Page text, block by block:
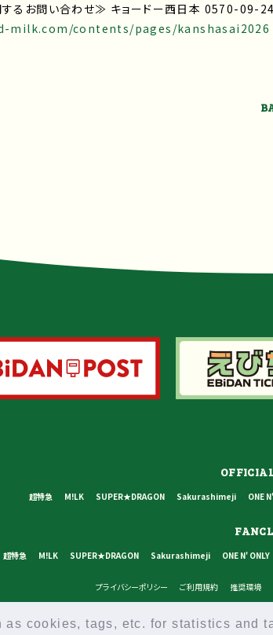
cookies, tags, etc. for statistics and
るお問い合わせ≫ キョードー西日本 0570-09-
milk.com/contents/pages/kanshasai2026
超特急 M!LK SUPER★DRAGON Sakurashimeji ONE
超特急 M!LK SUPER★DRAGON Sakurashimeji ONE N' ONLY
プライバシーポリシー ご利用規約 推奨環境